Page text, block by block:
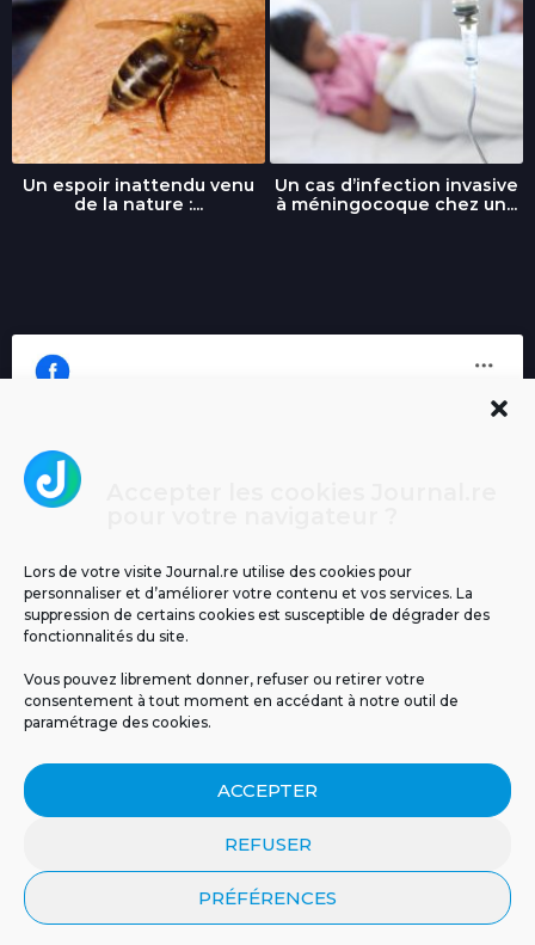
Lors de votre visite Journal.re utilise des cookies pour
personnaliser et d’améliorer votre contenu et vos services. La
suppression de certains cookies est susceptible de dégrader des
fonctionnalités du site.
Vous pouvez librement donner, refuser ou retirer votre
consentement à tout moment en accédant à notre outil de
paramétrage des cookies.
ACCEPTER
REFUSER
PRÉFÉRENCES
Un espoir inattendu venu
de la nature :...
Un cas d’infection invasive
à méningocoque chez un...
MENTIONS LÉGALES PUBLICITÉ
BLOG
NOS ÉMISSIONS
POLITIQUE DE CONFIDENTIALITÉ
CONTACT
© 2026 Tous droits réservés